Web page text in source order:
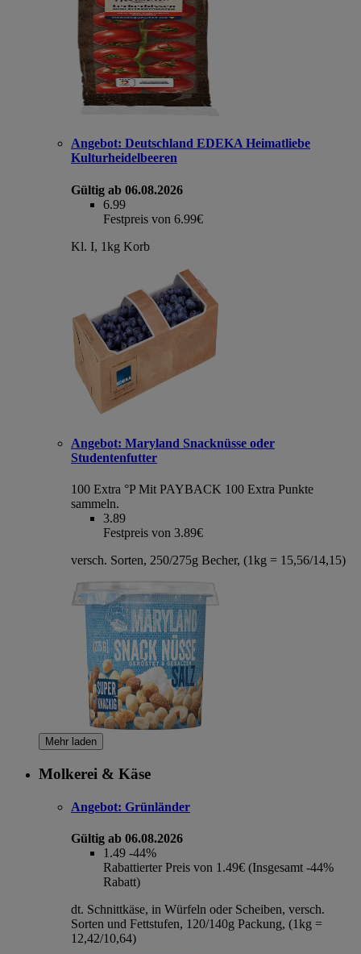
Angebot: Deutschland EDEKA Heimatliebe
Kulturheidelbeeren
Gültig ab 06.08.2026
6.99
Festpreis von 6.99€
Kl. I, 1kg Korb
Angebot: Maryland Snacknüsse oder
Studentenfutter
100 Extra °P Mit PAYBACK 100 Extra Punkte
sammeln.
3.89
Festpreis von 3.89€
versch. Sorten, 250/275g Becher, (1kg = 15,56/14,15)
Mehr laden
Molkerei & Käse
Angebot: Grünländer
Gültig ab 06.08.2026
1.49 -44%
Rabattierter Preis von 1.49€ (Insgesamt -44%
Rabatt)
dt. Schnittkäse, in Würfeln oder Scheiben, versch.
Sorten und Fettstufen, 120/140g Packung, (1kg =
12,42/10,64)